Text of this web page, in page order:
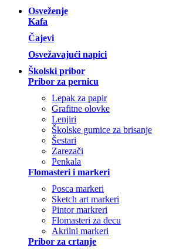
Osveženje
Kafa
Čajevi
Osvežavajući napici
Školski pribor
Pribor za pernicu
Lepak za papir
Grafitne olovke
Lenjiri
Školske gumice za brisanje
Šestari
Zarezači
Penkala
Flomasteri i markeri
Posca markeri
Sketch art markeri
Pintor markreri
Flomasteri za decu
Akrilni markeri
Pribor za crtanje